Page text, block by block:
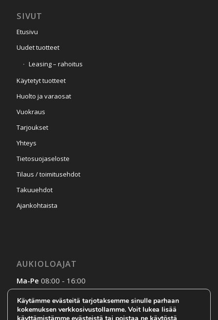
SIVUT
Etusivu
Uudet tuotteet
Leasing – rahoitus
Käytetyt tuotteet
Huolto ja varaosat
Vuokraus
Tarjoukset
Yhteys
Tietosuojaseloste
Tilaus / toimitusehdot
Takuuehdot
Ajankohtaista
AUKIOLOAJAT
Ma-Pe 08:00 - 16:00
La-SuSopimuksen mukaan
Käytämme evästeitä tarjotaksemme sinulle parhaan
kokemuksen verkkosivustollamme. Voit lukea lisää